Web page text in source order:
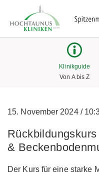
Klinikguide
Von A bis Z
15. November 2024 /
&
Der Kurs für eine starke